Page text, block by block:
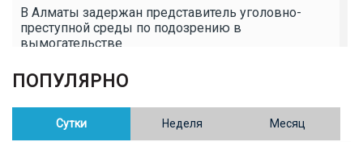
В Алматы задержан представитель уголовно-
преступной среды по подозрению в
вымогательстве
ОБЩЕСТВО
Полицейские пресекли незаконное выращивание
конопли в Таразе
ПОПУЛЯРНО
Сутки Неделя Месяц